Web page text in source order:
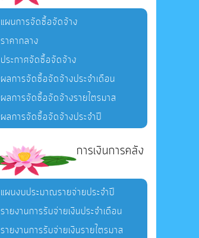
แผนการจัดซื้อจัดจ้าง
ราคากลาง
ประกาศจัดซื้อจัดจ้าง
ผลการจัดซื้อจัดจ้างประจำเดือน
ผลการจัดซื้อจัดจ้างรายไตรมาส
ผลการจัดซื้อจัดจ้างประจำปี
การเงินการคลัง
แผนงบประมาณรายจ่ายประจำปี
รายงานการรับจ่ายเงินประจำเดือน
รายงานการรับจ่ายเงินรายไตรมาส